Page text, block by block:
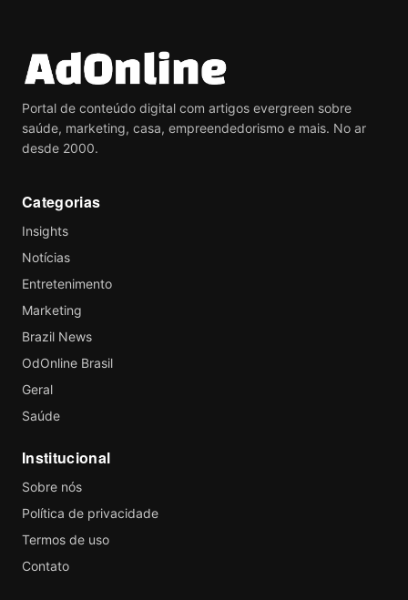
Portal de conteúdo digital com artigos evergreen sobre
saúde, marketing, casa, empreendedorismo e mais. No ar
desde 2000.
Categorias
Insights
Notícias
Entretenimento
Marketing
Brazil News
OdOnline Brasil
Geral
Saúde
Institucional
Sobre nós
Política de privacidade
Termos de uso
Contato